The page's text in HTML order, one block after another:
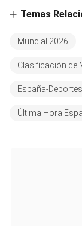
Temas
Mundial 2026
Clasificación de
España-Deportes
Última Hora